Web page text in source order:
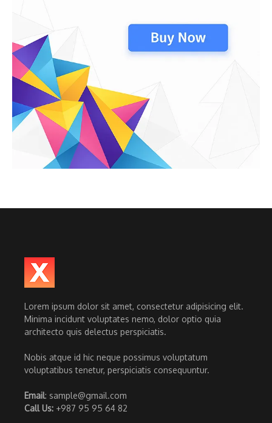
Lorem ipsum dolor sit amet, consectetur adipisicing elit.
Minima incidunt voluptates nemo, dolor optio quia
architecto quis delectus perspiciatis.
Nobis atque id hic neque possimus voluptatum
voluptatibus tenetur, perspiciatis consequuntur.
Email: sample@gmail.com
Call Us: +987 95 95 64 82